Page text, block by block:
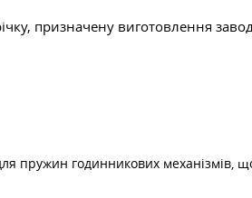
призначену виготовлення
пружин годинникових механізмів,